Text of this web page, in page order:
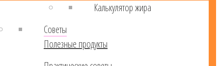
Калькулятор жира
Советы
Полезные продукты